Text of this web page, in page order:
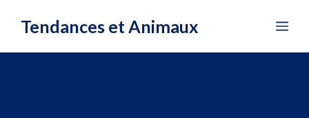
Tendances et Animaux